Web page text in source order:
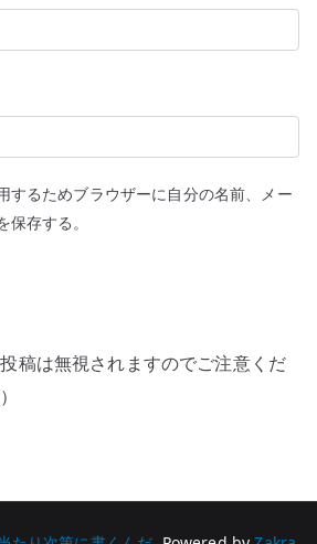
するためブラウザーに自分の名前、メー
存する。
稿は無視されますのでご注意くだ